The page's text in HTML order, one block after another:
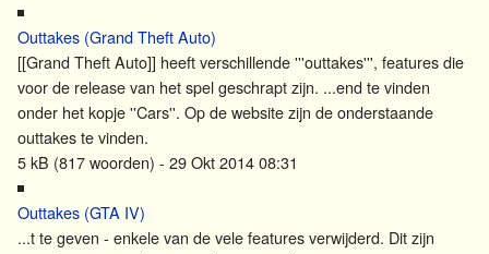
Outtakes (Grand Theft Auto)
[[Grand Theft Auto]] heeft verschillende '''outtakes''', features die
voor de release van het spel geschrapt zijn. ...end te vinden
onder het kopje ''Cars''. Op de website zijn de onderstaande
outtakeste vinden.
5 kB (817 woorden) - 29 Okt 2014 08:31
Outtakes (GTA IV)
...t te geven - enkele van de vele features verwijderd. Dit zijn